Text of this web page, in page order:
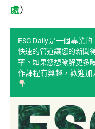
處）
ESG Daily是一個專業
快速的管道讓您的新聞
率。如果您想瞭解更多
作課程有興趣，歡迎加